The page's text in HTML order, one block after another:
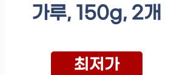
가루, 150g, 2개
최저가